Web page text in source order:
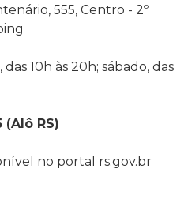
555, Centro - 2º
10h às 20h; sábado, das
RS)
no portal rs.gov.br